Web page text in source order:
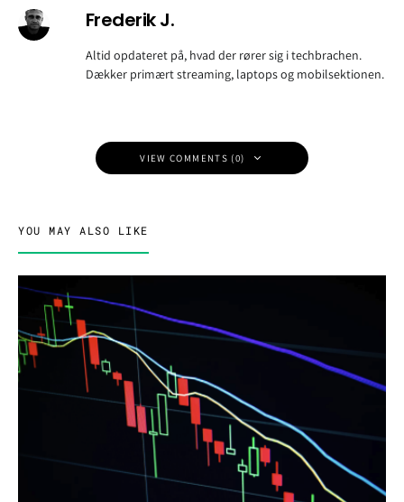
Frederik J.
Altid opdateret på, hvad der rører sig i techbrachen.
Dækker primært streaming, laptops og mobilsektionen.
VIEW COMMENTS (0)
YOU MAY ALSO LIKE